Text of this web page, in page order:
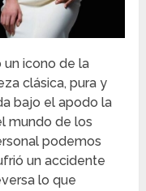
un icono de la
clásica, pura y
bajo el apodo la
mundo de los
podemos
un accidente
lo que